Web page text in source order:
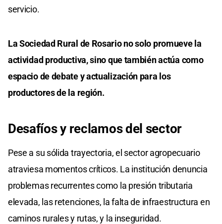
servicio.
La Sociedad Rural de Rosario no solo promueve la
actividad productiva, sino que también actúa como
espacio de debate y actualización para los
productores de la región.
Desafíos y reclamos del sector
Pese a su sólida trayectoria, el sector agropecuario
atraviesa momentos críticos. La institución denuncia
problemas recurrentes como la presión tributaria
elevada, las retenciones, la falta de infraestructura en
caminos rurales y rutas, y la inseguridad.